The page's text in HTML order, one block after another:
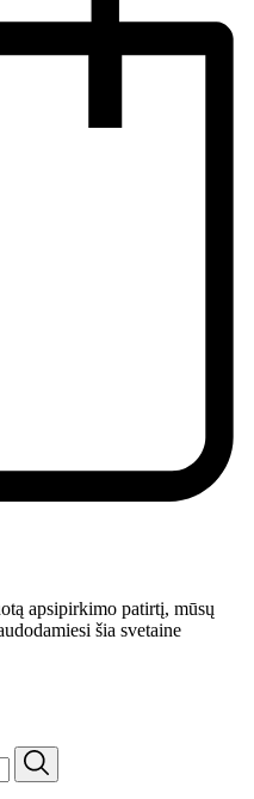
apsipirkimo patirtį, mūsų
šia svetaine